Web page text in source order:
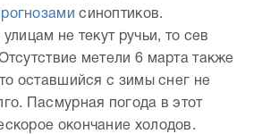
синоптиков.
не текут ручьи, то сев
метели 6 марта также
оставшийся с зимы снег не
Пасмурная погода в этот
окончание холодов.